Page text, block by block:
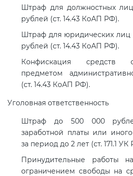
Штраф для должностных
рублей (ст. 14.43 КоАП РФ).
Штраф для юридических лиц
рублей (ст. 14.43 КоАП РФ).
Конфискация средств
предметом
(ст. 14.43 КоАП РФ).
Уголовная ответственность
Штраф до 500 000
заработной платы или
за период до 2 лет (ст. 171.1 УК
Принудительные работы
ограничением свободы на